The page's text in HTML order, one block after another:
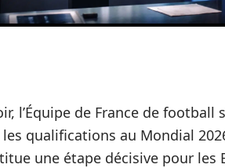
l’Équipe de France de
qualifications au Mondial
une étape décisive pour